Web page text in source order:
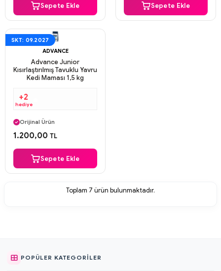
Sepete Ekle Sepete Ekle
SKT: 09.2027
ADVANCE
Advance Junior
Kısırlaştırılmış Tavuklu Yavru
Kedi Maması 1,5 kg
+2
hediye
Orijinal Ürün
Güvenli Ödeme
1.200,00 TL
Sepete Ekle
Toplam 7 ürün bulunmaktadır.
POPÜLER KATEGORILER